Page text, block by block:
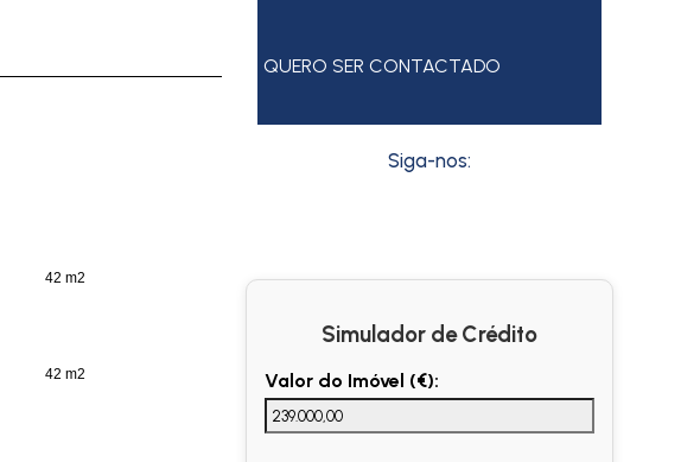
42 m2
42 m2
QUERO SER CONTACTADO
Siga-nos:
Simulador de Crédito
Valor do Imóvel (€):